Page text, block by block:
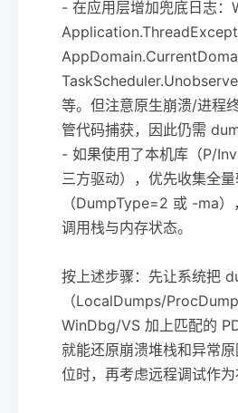
- 在应用层增加兜底日志：
等。但注意原生崩溃/进程
管代码捕获，因此仍需
- 如果使用了本机库（P/
三方驱动），优先收集全
（DumpType=2 或 -ma
调用栈与内存状态。
按上述步骤：先让系统把
（LocalDumps/
WinDbg/VS 加上匹配的
就能还原崩溃堆栈和异常
位时，再考虑远程调试作为